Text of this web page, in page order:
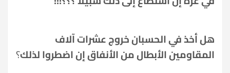
هل أخذ في الحسبان خروج عشرات آلاف
المقاومين الأبطال من الأنفاق إن اضطروا لذلك؟